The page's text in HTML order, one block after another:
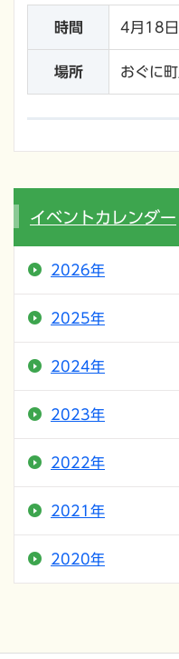
時間 4月18
場所 おぐに
イベントカレンダー
2026年
2025年
2024年
2023年
2022年
2021年
2020年